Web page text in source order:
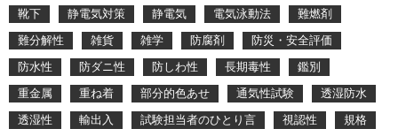
靴下
静電気対策 静電気 電気泳動法
難燃剤
難分解性
雑貨 雑学 防腐剤
防災・安全評価
防水性
防ダニ性 防しわ性 長期毒性
鑑別
重金属
重ね着 部分的色あせ 通気性試験
透湿防水
透湿性
輸出入 試験担当者のひとり言 視認性
規格